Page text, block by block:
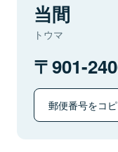
当間
トウマ
901-
郵便番号をコ